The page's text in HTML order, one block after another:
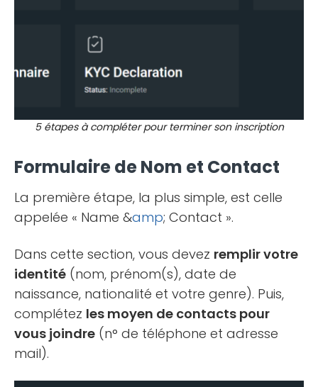
5 étapes à compléter pour terminer son inscription
Formulaire de Nom et Contact
La première étape, la plus simple, est celle
appelée « Name &amp; Contact ».
Dans cette section, vous devez remplir votre
identité (nom, prénom(s), date de
naissance, nationalité et votre genre). Puis,
complétez les moyen de contacts pour
vous joindre (n° de téléphone et adresse
mail).